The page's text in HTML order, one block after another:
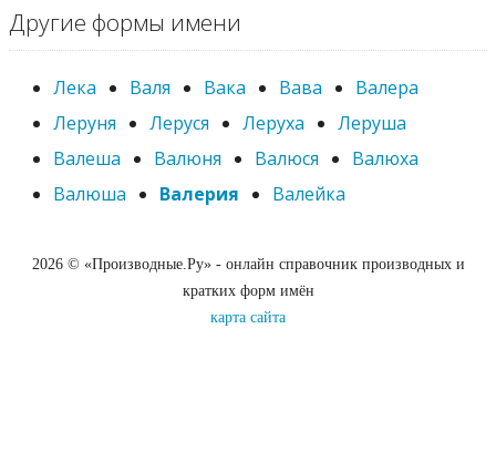
Другие формы имени
Лека Валя Вака Вава
Валера
Леруня
Леруся Леруха
Леруша
Валеша
Валюня Валюся
Валюха
Валюша
Валерия Валейка
2026 © «Производные.Ру» - онлайн справочник производных и
кратких форм имён
карта сайта